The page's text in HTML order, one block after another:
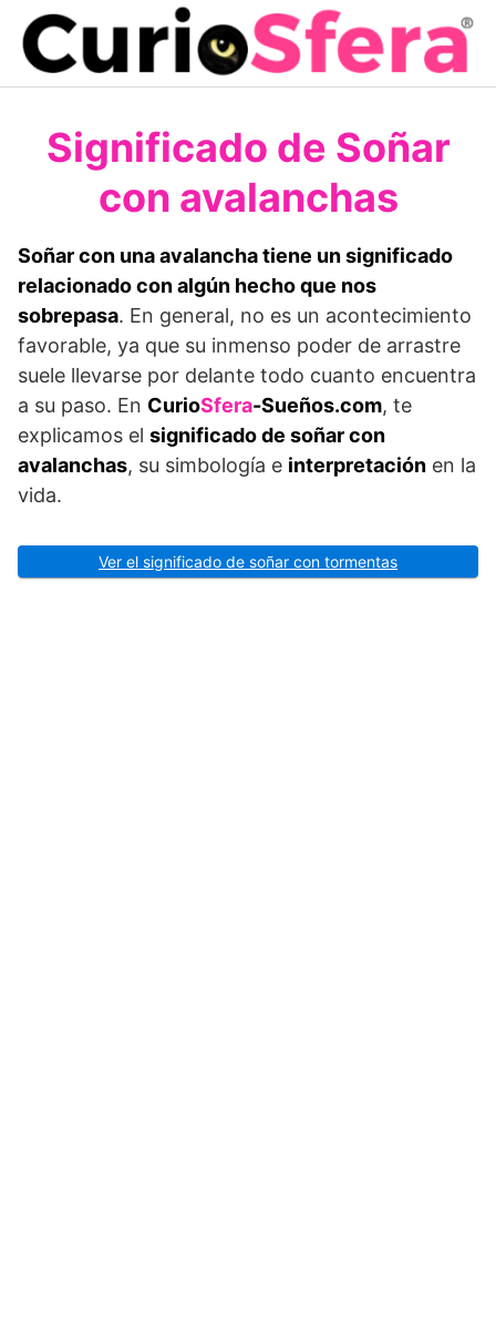
Saltar
contenido
Significado de Soñar
con avalanchas
Soñar con una avalancha tiene un significado
relacionado con algún hecho que nos
sobrepasa. En general, no es un acontecimiento
favorable, ya que su inmenso poder de arrastre
suele llevarse por delante todo cuanto encuentra
a su paso. En CurioSfera-Sueños.com, te
explicamos el significado de soñar con
avalanchas, su simbología e interpretación en la
vida.
Ver el significado de soñar con tormentas